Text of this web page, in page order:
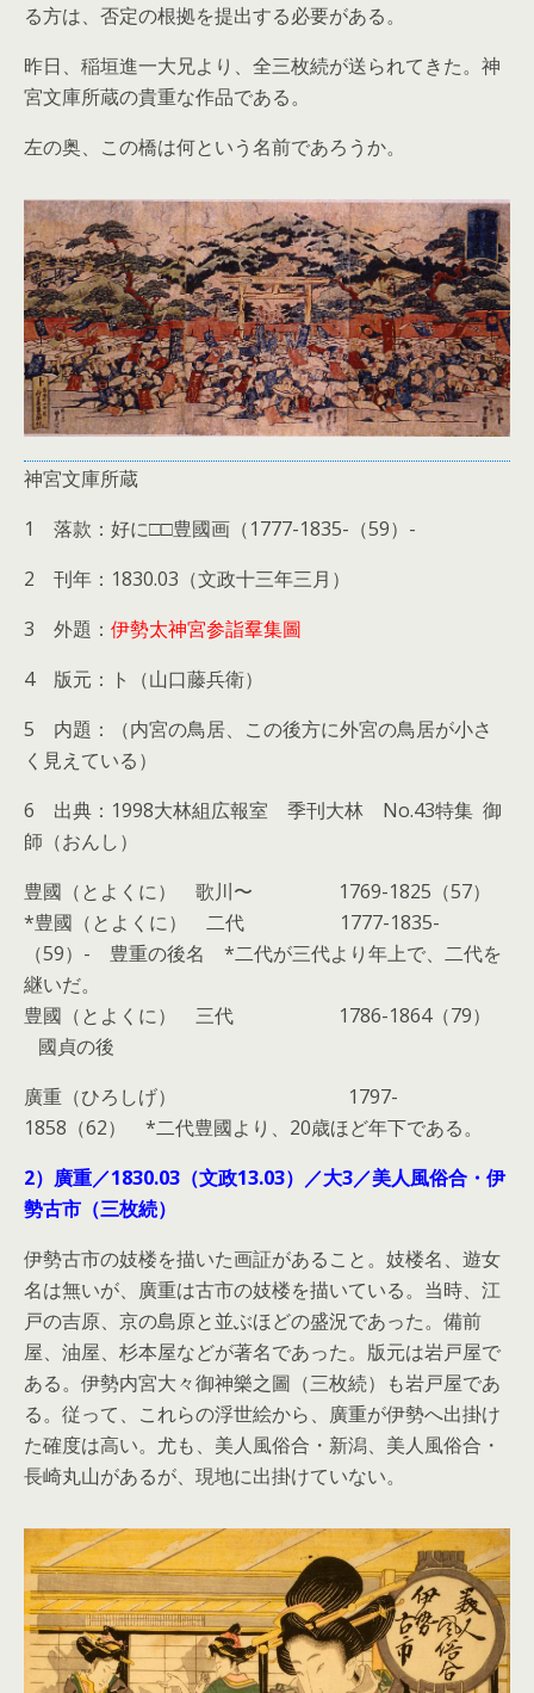
る方は、否定の根拠を提出する必要がある。
昨日、稲垣進一大兄より、全三枚続が送られてきた。神
宮文庫所蔵の貴重な作品である。
左の奥、この橋は何という名前であろうか。
神宮文庫所蔵
1 落款：好に□□豊國画（1777-1835-（59）-
2 刊年：1830.03（文政十三年三月）
3 外題： 伊勢太神宮参詣羣集圖
4 版元：ト（山口藤兵衛）
5 内題：（内宮の鳥居、この後方に外宮の鳥居が小さ
く見えている）
6 出典：1998大林組広報室 季刊大林 No.43特集 御
師（おんし）
豊國（とよくに） 歌川〜 1769-1825（57）
*豊國（とよくに） 二代 1777-1835-
（59）- 豊重の後名 *二代が三代より年上で、二代を
継いだ。
豊國（とよくに） 三代 1786-1864（79）
國貞の後
廣重（ひろしげ） 1797-
1858（62） *二代豊國より、20歳ほど年下である。
2）廣重／1830.03（文政13.03）／大3／美人風俗合・伊
勢古市（三枚続）
伊勢古市の妓楼を描いた画証があること。妓楼名、遊女
名は無いが、廣重は古市の妓楼を描いている。当時、江
戸の吉原、京の島原と並ぶほどの盛況であった。備前
屋、油屋、杉本屋などが著名であった。版元は岩戸屋で
ある。伊勢内宮大々御神樂之圖（三枚続）も岩戸屋であ
る。従って、これらの浮世絵から、廣重が伊勢へ出掛け
た確度は高い。尤も、美人風俗合・新潟、美人風俗合・
長崎丸山があるが、現地に出掛けていない。